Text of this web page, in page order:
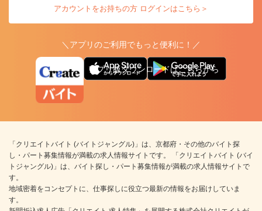
アカウントをお持ちの方 ログインはこちら＞
＼アプリのご利用でもっと便利に！／
アプリ版ダウンロードはこちらから
「クリエイトバイト (バイトジャングル)」は、京都府・その他のバイト探
し・パート募集情報が満載の求人情報サイトです。 「クリエイトバイト (バイ
トジャングル)」は、バイト探し・パート募集情報が満載の求人情報サイトで
す。
地域密着をコンセプトに、仕事探しに役立つ最新の情報をお届けしていま
す。